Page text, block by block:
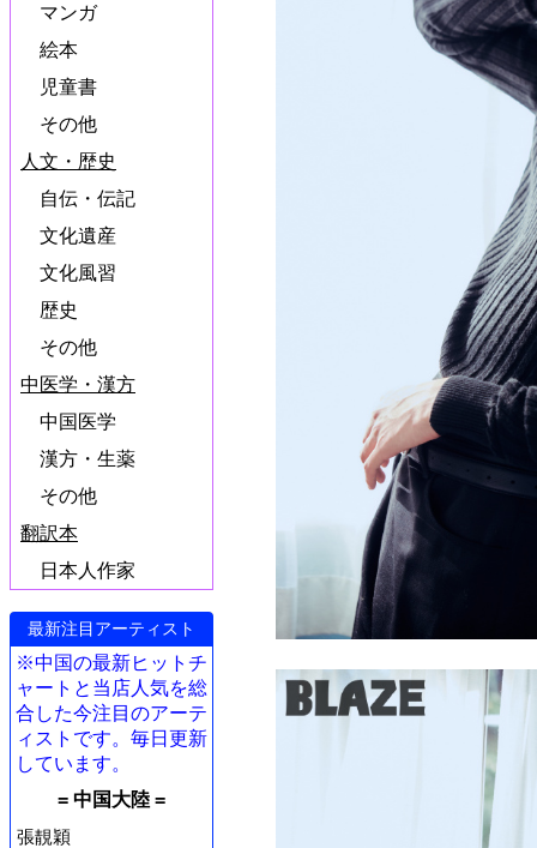
マンガ
絵本
児童書
その他
人文・歴史
自伝・伝記
文化遺産
文化風習
歴史
その他
中医学・漢方
中国医学
漢方・生薬
その他
翻訳本
日本人作家
最新注目アーティスト
※中国の最新ヒットチ
ャートと当店人気を総
合した今注目のアーテ
ィストです。毎日更新
しています。
= 中国大陸 =
張靚穎